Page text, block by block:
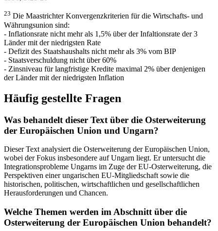
23 Die Maastrichter Konvergenzkriterien für die Wirtschafts- und
Währungsunion sind:
- Inflationsrate nicht mehr als 1,5% über der Infaltionsrate der 3
Länder mit der niedrigsten Rate
- Defizit des Staatshaushalts nicht mehr als 3% vom BIP
- Staatsverschuldung nicht über 60%
- Zinsniveau für langfristige Kredite maximal 2% über denjenigen
der Länder mit der niedrigsten Inflation
Häufig gestellte Fragen
Was behandelt dieser Text über die Osterweiterung
der Europäischen Union und Ungarn?
Dieser Text analysiert die Osterweiterung der Europäischen Union,
wobei der Fokus insbesondere auf Ungarn liegt. Er untersucht die
Integrationsprobleme Ungarns im Zuge der EU-Osterweiterung, die
Perspektiven einer ungarischen EU-Mitgliedschaft sowie die
historischen, politischen, wirtschaftlichen und gesellschaftlichen
Herausforderungen und Chancen.
Welche Themen werden im Abschnitt über die
Osterweiterung der Europäischen Union behandelt?